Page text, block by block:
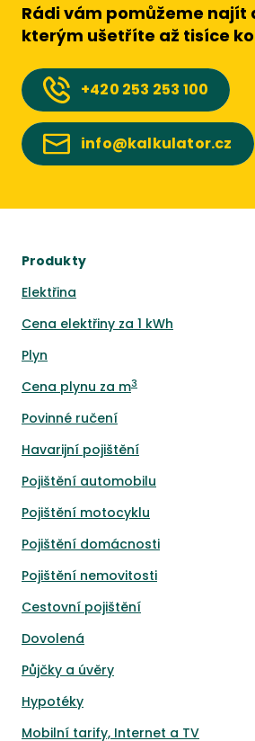
Rádi vám pomůžeme najít
kterým ušetříte až tisíce
+420 253 253 100
info@kalkulator.cz
Produkty
Elektřina
Cena elektřiny za 1 kWh
Plyn
Cena plynu za m3
Povinné ručení
Havarijní pojištění
Pojištění automobilu
Pojištění motocyklu
Pojištění domácnosti
Pojištění nemovitosti
Cestovní pojištění
Dovolená
Půjčky a úvěry
Hypotéky
Mobilní tarify, Internet a TV